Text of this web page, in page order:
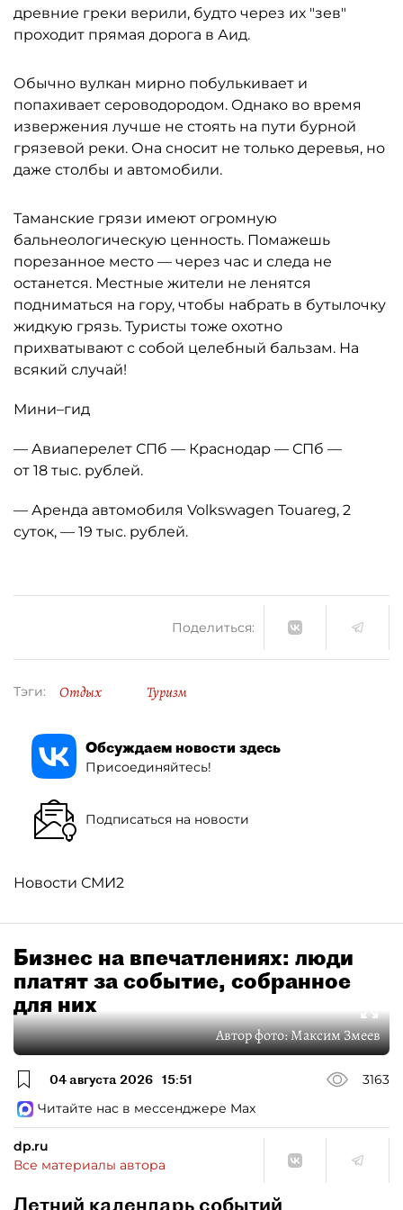
древние греки верили, будто через их "зев"
проходит прямая дорога в Аид.
Обычно вулкан мирно побулькивает и
попахивает сероводородом. Однако во время
извержения лучше не стоять на пути бурной
грязевой реки. Она сносит не только деревья, но
даже столбы и автомобили.
Таманские грязи имеют огромную
бальнеологическую ценность. Помажешь
порезанное место — через час и следа не
останется. Местные жители не ленятся
подниматься на гору, чтобы набрать в бутылочку
жидкую грязь. Туристы тоже охотно
прихватывают с собой целебный бальзам. На
всякий случай!
Мини–гид
— Авиаперелет СПб — Краснодар — СПб —
от 18 тыс. рублей.
— Аренда автомобиля Volkswagen Touareg, 2
суток, — 19 тыс. рублей.
Поделиться:
Тэги: Отдых Туризм
Обсуждаем новости здесь
Присоединяйтесь!
Подписаться на новости
Новости СМИ2
Бизнес на впечатлениях: люди
платят за событие, собранное
для них
Автор фото:Максим Змеев
04 августа 2026 15:51
3163
Читайте нас в мессенджере Max
dp.ru
Все материалы автора
Летний календарь событий